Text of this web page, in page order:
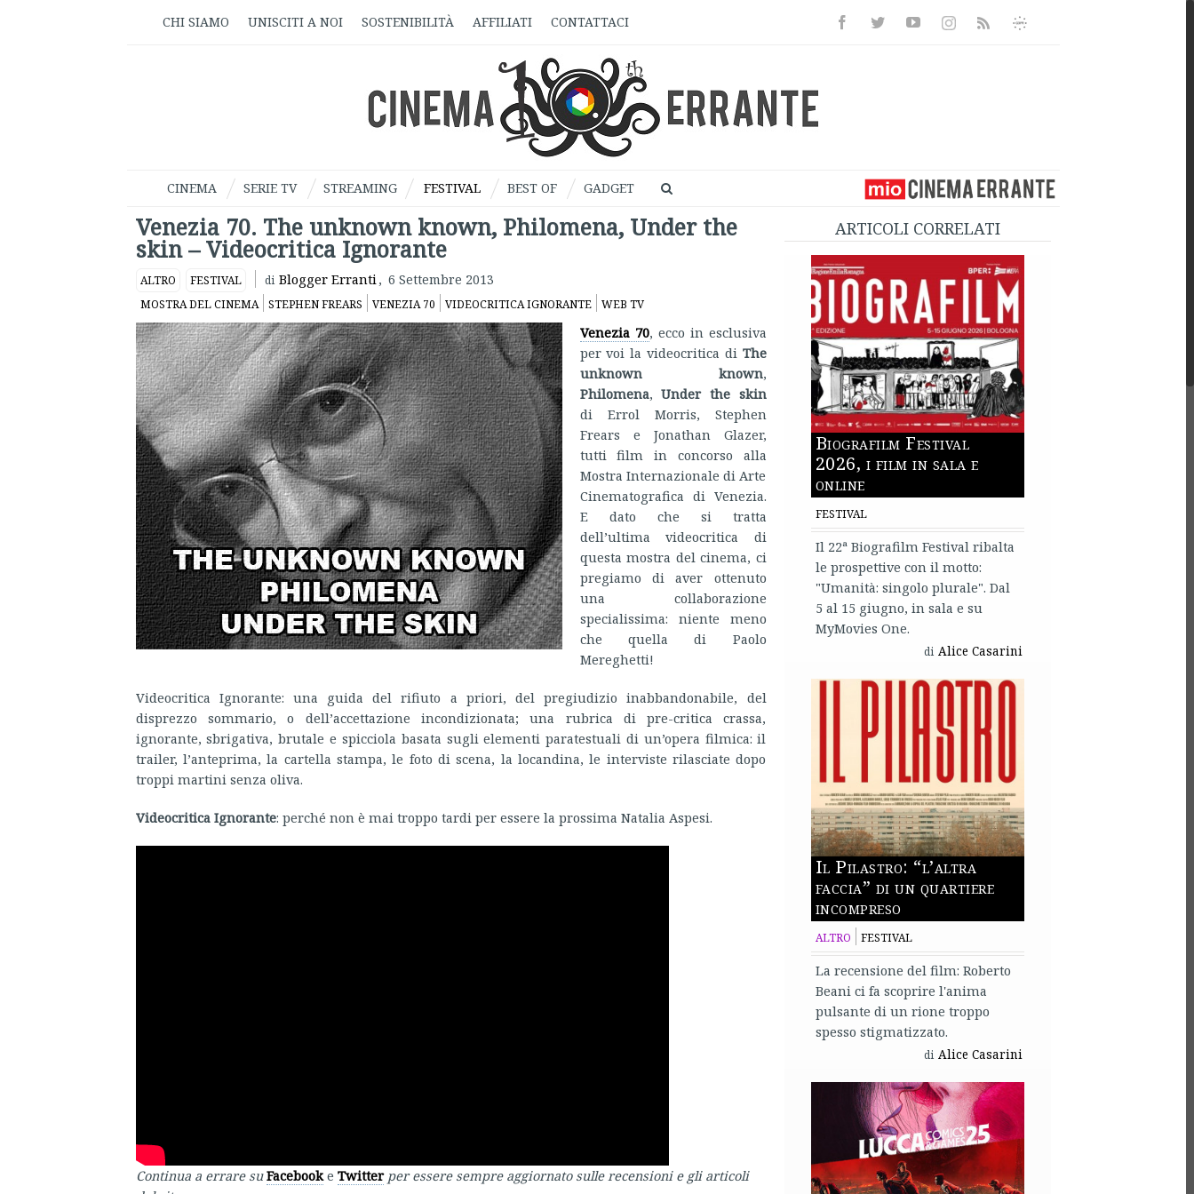
CHI SIAMO UNISCITI A NOI SOSTENIBILITÀ AFFILIATI CONTATTACI FacebookTwitterYoutubeInstagramRss
Informativa
CINEMA SERIE TV STREAMING FESTIVAL BEST OF GADGET
Venezia 70. The unknown known, Philomena, Under the
skin – Videocritica Ignorante
ALTRO FESTIVAL di Blogger Erranti, 6 Settembre 2013
MOSTRA DEL CINEMA STEPHEN FREARS VENEZIA 70 VIDEOCRITICA IGNORANTE WEB TV
Venezia 70, ecco in esclusiva
per voi la videocritica di The
unknown known,
Philomena,Under the skin
di Errol Morris, Stephen
Frears e Jonathan Glazer,
tutti film in concorso alla
Mostra Internazionale di Arte
Cinematografica di Venezia.
E dato che si tratta
dell’ultima videocritica di
questa mostra del cinema, ci
pregiamo di aver ottenuto
una collaborazione
specialissima: niente meno
che quella di Paolo
Mereghetti!
Videocritica Ignorante: una guida del rifiuto a priori, del pregiudizio inabbandonabile, del
disprezzo sommario, o dell’accettazione incondizionata; una rubrica di pre-critica crassa,
ignorante, sbrigativa, brutale e spicciola basata sugli elementi paratestuali di un’opera filmica: il
trailer, l’anteprima, la cartella stampa, le foto di scena, la locandina, le interviste rilasciate dopo
troppi martini senza oliva.
Videocritica Ignorante: perché non è mai troppo tardi per essere la prossima Natalia Aspesi.
Continua a errare su Facebook e Twitter per essere sempre aggiornato sulle recensioni e gli articoli
ARTICOLI CORRELATI
Biografilm Festival
2026, i film in sala e
online
FESTIVAL
Il 22ª Biografilm Festival ribalta
le prospettive con il motto:
"Umanità: singolo plurale". Dal
5 al 15 giugno, in sala e su
MyMovies One.
di Alice Casarini
Il Pilastro: “l’altra
faccia” di un quartiere
incompreso
ALTRO FESTIVAL
La recensione del film: Roberto
Beani ci fa scoprire l'anima
pulsante di un rione troppo
spesso stigmatizzato.
di Alice Casarini